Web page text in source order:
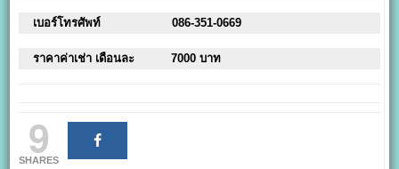
เบอร์โทรศัพท์ 086-351-0669
ราคาค่าเช่า เดือนละ 7000 บาท
9
SHARES